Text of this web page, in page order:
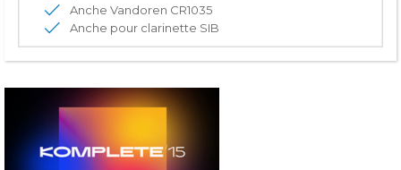
Anche Vandoren CR1035
Anche pour clarinette SIB